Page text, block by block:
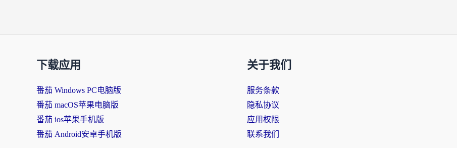
下载应用
番茄 Windows PC电脑版
番茄 macOS苹果电脑版
番茄 ios苹果手机版
番茄 Android安卓手机版
关于我们
服务条款
隐私协议
应用权限
联系我们